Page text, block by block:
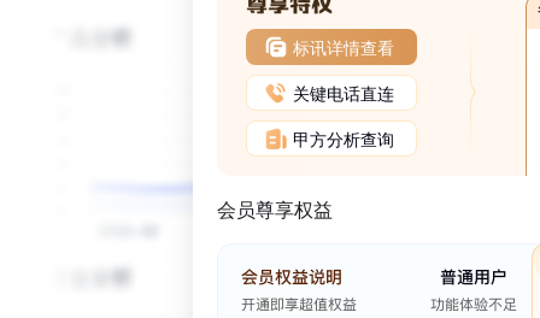
标讯详情查看
关键电话直连
甲方分析查询
会员尊享权益